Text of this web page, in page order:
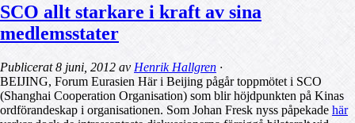
SCO allt starkare i kraft av sina
medlemsstater
Publicerat8 juni, 2012 av Henrik Hallgren ·
BEIJING, Forum Eurasien Här i Beijing pågår toppmötet i SCO
(Shanghai Cooperation Organisation) som blir höjdpunkten på Kinas
ordförandeskap i organisationen. Som Johan Fresk nyss påpekade här